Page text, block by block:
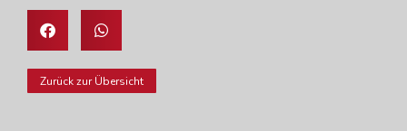
Zurück zur Übersicht